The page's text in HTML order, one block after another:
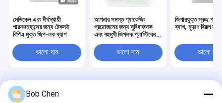
মেডিকেল এবং দীর্ঘস্থায়ী
পারফরম্যান্সের জন্য টেকসই
বিপিএ মুক্ত জিপ-লক ব্যাগ
ভালো দাম
আপনার সমস্ত প্যাকেজিং
প্রয়োজনের জন্য সুবিধাজনক
এবং বহুমুখী জিপলক প্লাস্টিকের
ভালো দাম
জিপারযুক্ত স্বচ্ছ
ব্যাগ, মুদ্রণ বিকল্প সহ
ভালো দাম
বাড়ি
সম্পর্কে
Bob Chen